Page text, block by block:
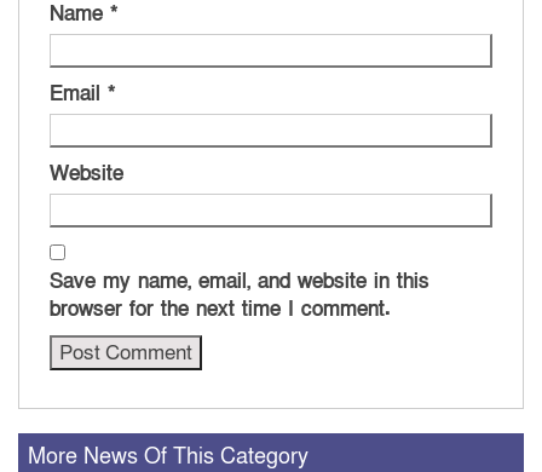
Name *
Email *
Website
Save my name, email, and website in this
browser for the next time I comment.
More News Of This Category